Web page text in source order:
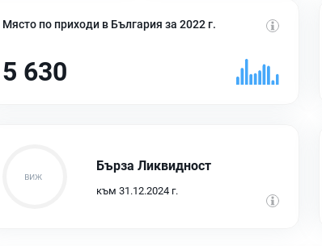
Място по приходи в България за 2022 г.
5 630
Бърза Ликвидност
към 31.12.2024 г.